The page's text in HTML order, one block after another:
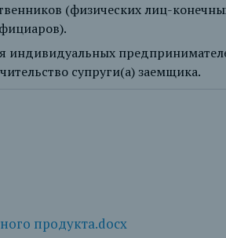
(физических лиц-
индивидуальных
супруги(а) заемщика.
продукта.docx